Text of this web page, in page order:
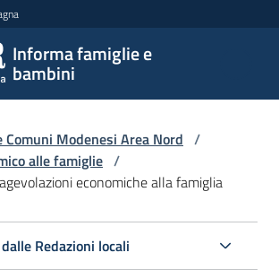
Informa famiglie e
bambini
Comuni Modenesi Area Nord /
alle famiglie /
economiche alla famiglia
Redazioni locali